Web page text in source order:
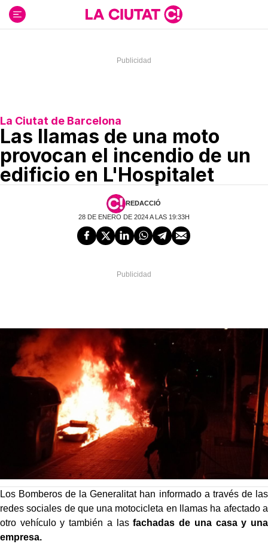
contenido
La Ciutat de Barcelona
Las llamas de una moto
provocan el incendio de un
edificio en L'Hospitalet
REDACCIÓ
28 DE ENERO DE 2024 A LAS 19:33H
Los Bomberos de la Generalitat han informado a través de las
redes sociales de que una motocicleta en llamas ha afectado a
otro vehículo y también a lasfachadas de una casa y una
empresa.